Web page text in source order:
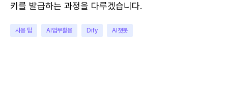
키를 발급하는 과정을 다루겠습니다.
사용 팁 AI업무활용 Dify AI챗봇